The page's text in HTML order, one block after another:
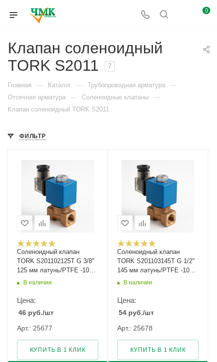
0
Клапан соленоидный
TORK S2011
7
Главная — Каталог — Трубопроводная арматура —
Отсечная арматура — Соленоидные клапаны —
Клапан соленоидный TORK S2011
ФИЛЬТР
Соленоидный клапан
TORK S201102125T G 3/8"
125 мм латунь/PTFE -10…
+160
В наличии
Цена:
46 руб./шт
Арт.: 25677
КУПИТЬ В 1 КЛИК
Соленоидный клапан
TORK S201103145T G 1/2"
145 мм латунь/PTFE -10…
+160
В наличии
Цена:
54 руб./шт
Арт.: 25678
КУПИТЬ В 1 КЛИК